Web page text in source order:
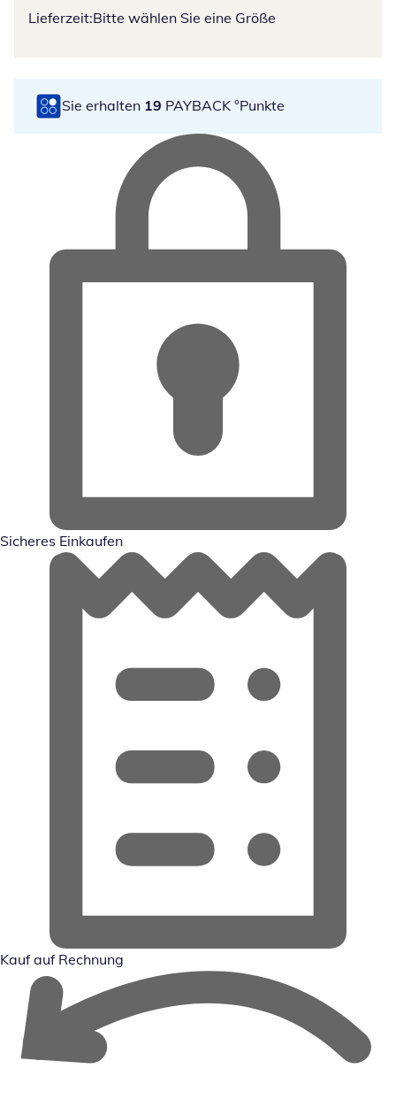
Lieferzeit:Bitte wählen Sie eine Größe
Sie erhalten 19 PAYBACK °Punkte
Sicheres Einkaufen
Kauf auf Rechnung